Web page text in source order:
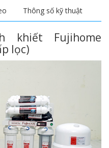
Thông số kỹ thuật
khiết Fujihome
lọc)